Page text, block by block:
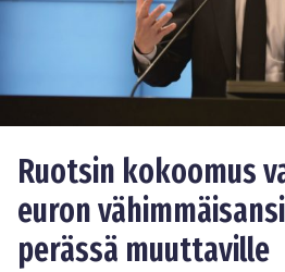
Ruotsin kokoomus
euron
perässä muuttaville